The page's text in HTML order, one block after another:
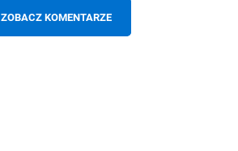
ZOBACZ KOMENTARZE